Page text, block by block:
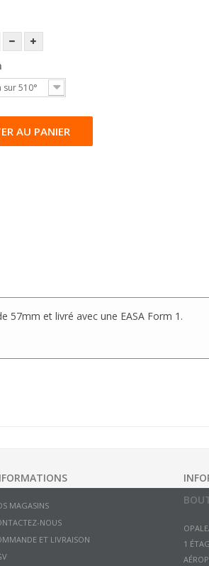
sur 510°
AU PANIER
57mm et livré avec une EASA Form 1.
MAGASINS
NOUS
ET LIVRAISON
1